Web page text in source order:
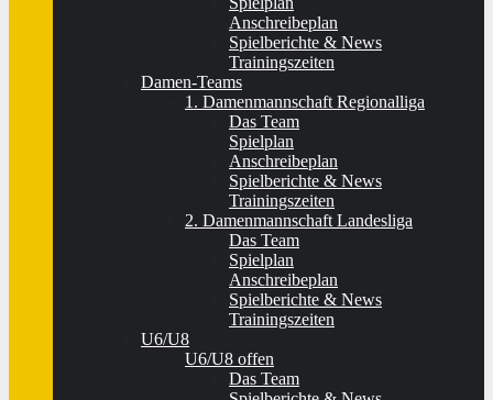
Anschreibeplan
Spielberichte & News
Trainingszeiten
Damen-Teams
1. Damenmannschaft Regionalliga
Das Team
Spielplan
Anschreibeplan
Spielberichte & News
Trainingszeiten
2. Damenmannschaft Landesliga
Das Team
Spielplan
Anschreibeplan
Spielberichte & News
Trainingszeiten
U6/U8
U6/U8 offen
Das Team